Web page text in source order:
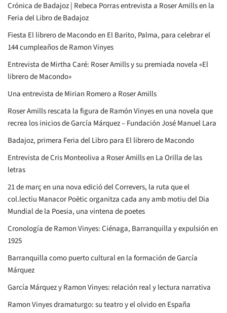
Crónica de Badajoz | Rebeca Porras entrevista a Roser Amills en la
Feria del Libro de Badajoz
Fiesta El librero de Macondo en El Barito, Palma, para celebrar el
144 cumpleaños de Ramon Vinyes
Entrevista de Mirtha Caré: Roser Amills y su premiada novela «El
librero de Macondo»
Una entrevista de Mirian Romero a Roser Amills
Roser Amills rescata la figura de Ramón Vinyes en una novela que
recrea los inicios de García Márquez – Fundación José Manuel Lara
Badajoz, primera Feria del Libro para El librero de Macondo
Entrevista de Cris Monteoliva a Roser Amills en La Orilla de las
letras
21 de març en una nova edició del Correvers, la ruta que el
col.lectiu Manacor Poètic organitza cada any amb motiu del Dia
Mundial de la Poesia, una vintena de poetes
Cronología de Ramon Vinyes: Ciénaga, Barranquilla y expulsión en
1925
Barranquilla como puerto cultural en la formación de García
Márquez
García Márquez y Ramon Vinyes: relación real y lectura narrativa
Ramon Vinyes dramaturgo: su teatro y el olvido en España